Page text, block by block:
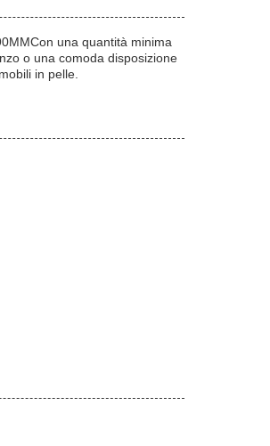
una quantità minima
o una comoda disposizione
in pelle.